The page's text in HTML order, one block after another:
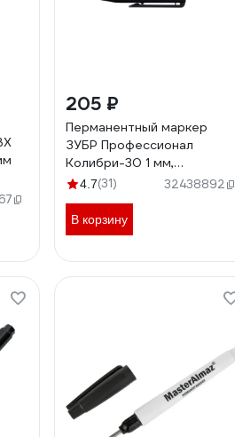
205 ₽
Перманентный маркер
ЗУБР Профессионал
Колибри-30 1 мм,
заостренный, черный
4.7(31) 32438892
В корзину